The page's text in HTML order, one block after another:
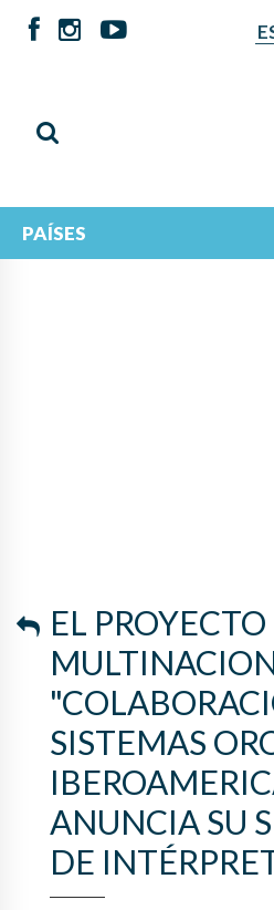
PAÍSES
EL PROYECTO
SISTEMAS
ANUNCIA SU
DE